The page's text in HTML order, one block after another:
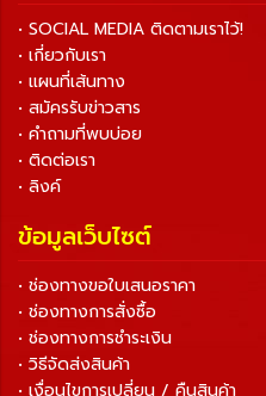
• SOCIAL MEDIA ติดตามเราไว้!
• เกี่ยวกับเรา
• แผนที่เส้นทาง
• สมัครรับข่าวสาร
• คำถามที่พบบ่อย
• ติดต่อเรา
• ลิงค์
ข้อมูลเว็บไซต์
• ช่องทางขอใบเสนอราคา
• ช่องทางการสั่งซื้อ
• ช่องทางการชำระเงิน
• วิธีจัดส่งสินค้า